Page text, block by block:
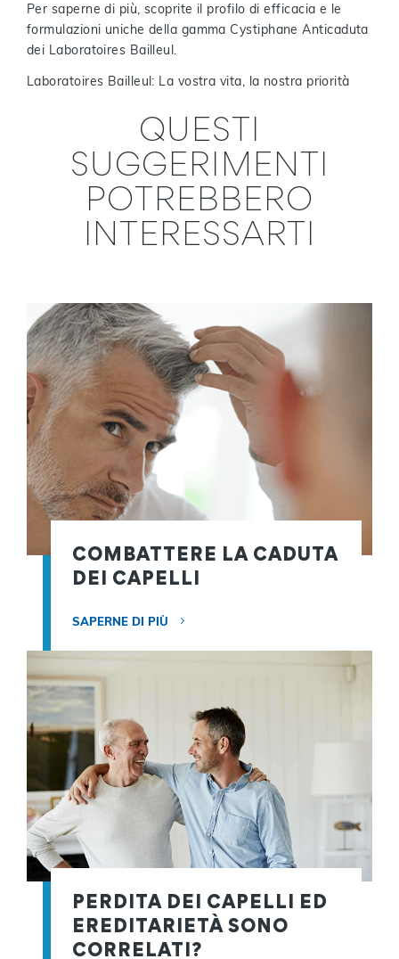
Per saperne di più, scoprite il profilo di efficacia e le
formulazioni uniche della gamma Cystiphane Anticaduta
dei Laboratoires Bailleul.
Laboratoires Bailleul: La vostra vita, la nostra priorità
QUESTI
SUGGERIMENTI
POTREBBERO
INTERESSARTI
COMBATTERE LA CADUTA
DEI CAPELLI
SAPERNE DI PIÙ
PERDITA DEI CAPELLI ED
EREDITARIETÀ SONO
CORRELATI?